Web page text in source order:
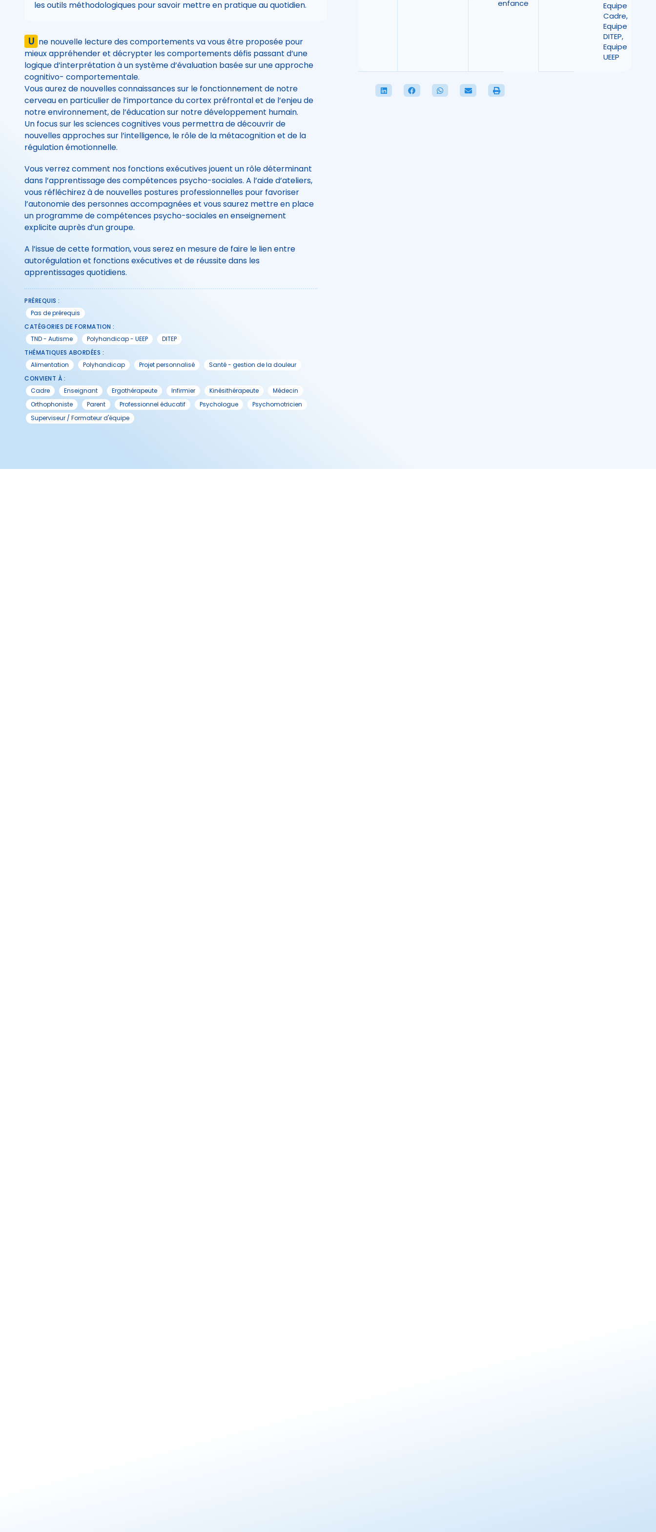
les outils méthodologiques pour savoir mettre en pratique au quotidien.
U ne nouvelle lecture des comportements va vous être proposée pour
mieux appréhender et décrypter les comportements défis passant d’une
logique d’interprétation à un système d’évaluation basée sur une approche
cognitivo- comportementale.
Vous aurez de nouvelles connaissances sur le fonctionnement de notre
cerveau en particulier de l’importance du cortex préfrontal et de l’enjeu de
notre environnement, de l’éducation sur notre développement humain.
Un focus sur les sciences cognitives vous permettra de découvrir de
nouvelles approches sur l’intelligence, le rôle de la métacognition et de la
régulation émotionnelle.
Vous verrez comment nos fonctions exécutives jouent un rôle déterminant
dans l’apprentissage des compétences psycho-sociales. A l’aide d’ateliers,
vous réfléchirez à de nouvelles postures professionnelles pour favoriser
l’autonomie des personnes accompagnées et vous saurez mettre en place
un programme de compétences psycho-sociales en enseignement
explicite auprès d’un groupe.
A l’issue de cette formation, vous serez en mesure de faire le lien entre
autorégulation et fonctions exécutives et de réussite dans les
apprentissages quotidiens.
PRÉREQUIS :
Pas de prérequis
CATÉGORIES DE FORMATION :
TND - Autisme
Polyhandicap - UEEP
DITEP
THÉMATIQUES ABORDÉES :
Alimentation
Polyhandicap Projet personnalisé
Santé - gestion de la douleur
CONVIENT À :
Cadre
Enseignant Ergothérapeute Infirmier Kinésithérapeute
Médecin
Orthophoniste
Parent Professionnel éducatif Psychologue
Psychomotricien
Superviseur / Formateur d'équipe
enfance
Equipe
Cadre,
Equipe
DITEP,
Equipe
UEEP